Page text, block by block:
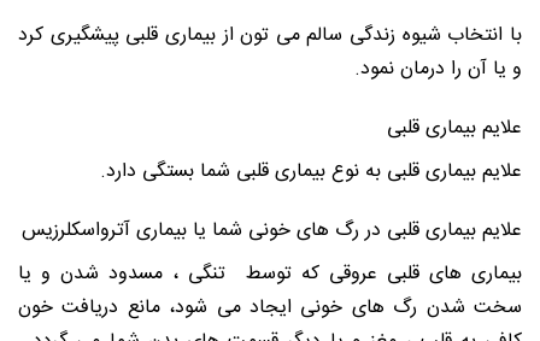
با انتخاب شیوه زندگی سالم می تون از بیماری قلبی پیشگیری کرد
و یا آن را درمان نمود.
علایم بیماری قلبی
علایم بیماری قلبی به نوع بیماری قلبی شما بستگی دارد.
علایم بیماری قلبی در رگ های خونی شما یا بیماری آترواسکلرزیس
بیماری های قلبی عروقی که توسط تنگی ، مسدود شدن و یا
سخت شدن رگ های خونی ایجاد می شود، مانع دریافت خون